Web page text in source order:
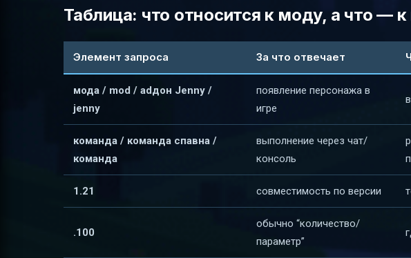
Таблица: что относится к модy, а что —
Элемент запроса За что отвечает
мода / mod / adдон Jenny /
jenny
появление персонажа в
игре
команда / команда спавна /
команда
выполнение через чат/
консоль
1.21 совместимость по версии
.100
обычно “количество/
параметр”